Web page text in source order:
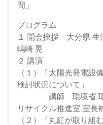
間」
プログラム
１ 開会挨拶 大分県 生
嶋崎 晃
２ 講演
（１）「太陽光発電設
検討状況について」
講師 環境省 環境
リサイクル推進室 室長
（２）「丸紅が取り組